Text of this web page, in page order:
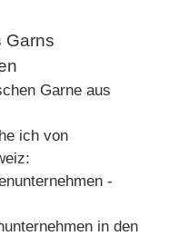
Garns
Garne aus
ich von
-
in den